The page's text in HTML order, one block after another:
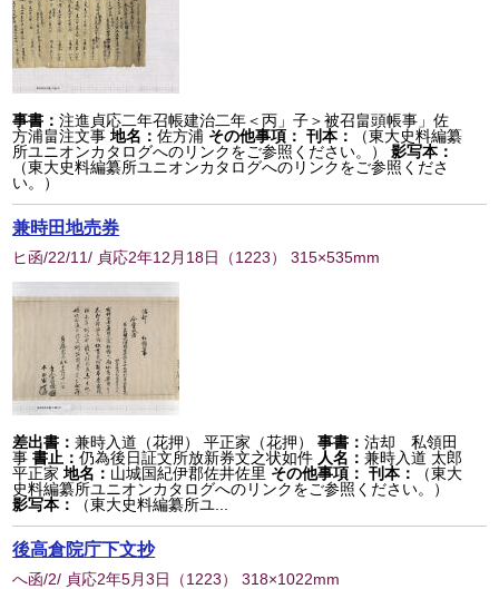
事書：注進貞応二年召帳建治二年＜丙」子＞被召畠頭帳事」佐
方浦畠注文事地名：佐方浦 その他事項： 刊本：
（東大史料編纂
所ユニオンカタログへのリンクをご参照ください。）
影写本：
（東大史料編纂所ユニオンカタログへのリンクをご参照くださ
い。）
兼時田地売券
ヒ函/22/11/ 貞応2年12月18日 （1223） 315×535mm
差出書：兼時入道（花押） 平正家（花押） 事書：沽却 私領田
事 書止：仍為後日証文所放新券文之状如件 人名：兼時入道 太郎
平正家 地名： 山城国紀伊郡佐井佐里 その他事項： 刊本：
（東大
史料編纂所ユニオンカタログへのリンクをご参照ください。）
影写本：
（東大史料編纂所ユ...
後高倉院庁下文抄
へ函/2/ 貞応2年5月3日 （1223） 318×1022mm